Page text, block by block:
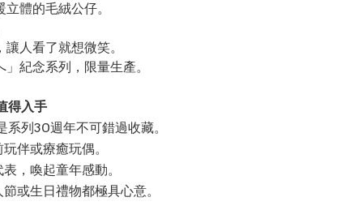
體的毛絨公仔。
人看了就想微笑。
紀念系列，限量生產。
得入手
列30週年不可錯過收藏。
伴或療癒玩偶。
，喚起童年感動。
或生日禮物都極具心意。